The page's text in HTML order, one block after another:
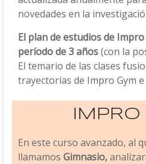
novedades en la
El plan de estudios de
período de 3 años(con la
El temario de las clases
trayectorias de Impro Gym
IMPRO
En este curso avanzado, al
llamamos Gimnasio,